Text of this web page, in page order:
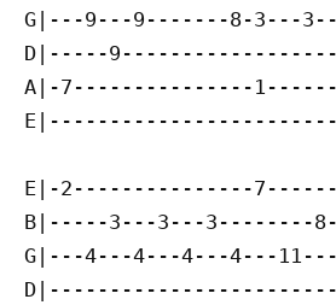
G|---9---9-------8-3---
D|-----
A|-7---------------
E|-2---------------
B|-----3---3---3--------
G|---4---4---4---4---